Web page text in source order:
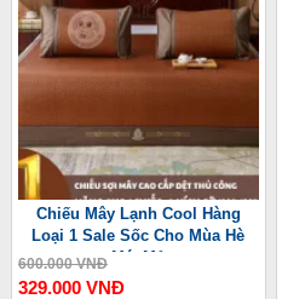
Chiếu Mây Lạnh Cool Hàng
Loại 1 Sale Sốc Cho Mùa Hè
Mát Mẻ
600.000 VNĐ
329.000 VNĐ